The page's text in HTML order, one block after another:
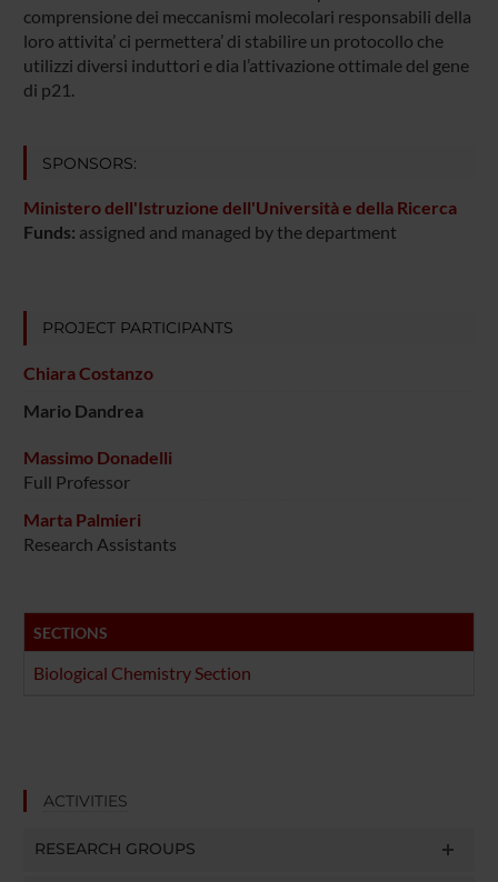
comprensione dei meccanismi molecolari responsabili della
loro attivita’ ci permettera’ di stabilire un protocollo che
utilizzi diversi induttori e dia l’attivazione ottimale del gene
di p21.
SPONSORS:
Ministero dell'Istruzione dell'Università e della Ricerca
Funds: assigned and managed by the department
PROJECT PARTICIPANTS
Chiara Costanzo
Mario Dandrea
Massimo Donadelli
Full Professor
Marta Palmieri
Research Assistants
SECTIONS
Biological Chemistry Section
ACTIVITIES
RESEARCH GROUPS